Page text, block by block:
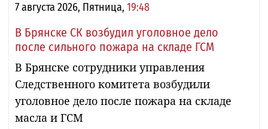
7 августа 2026, Пятница, 19:48
В Брянске СК возбудил уголовное дело
после сильного пожара на складе ГСМ
В Брянске сотрудники управления
Следственного комитета возбудили
уголовное дело после пожара на складе
масла и ГСМ